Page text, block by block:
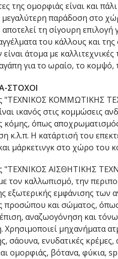
της ομορφιάς είναι και
παράδοση στο
αποτελεί τη σίγουρη
του κάλλους και
άτομα με
για το ωραίο, το κομψό,
ΣΤΟΧΟΙ
"ΤΕΧΝΙΚΟΣ ΚΟΜΜΩΤΙΚΗΣ
ικανός στις κομμώσεις
κόμης, όπως
κ.λ.π. Η κατάρτισή του
μάρκετινγκ στο χώρο του
"ΤΕΧΝΙΚΟΣ ΑΙΣΘΗΤΙΚΗΣ
τον καλλωπισμό, την
εξωτερικής εμφάνισης
προσώπου και σώματος,
αναζωογόνηση και
Χρησιμοποιεί μηχανήματα
σάουνα, ενυδατικές κρέμες,
ομορφιάς, βότανα, φύκια,